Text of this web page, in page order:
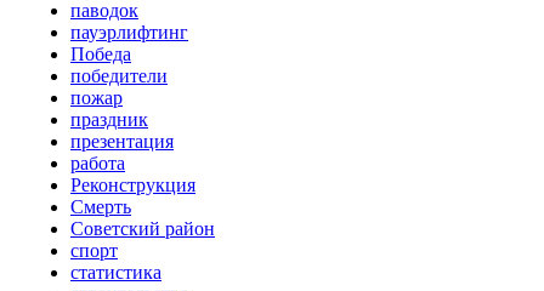
паводок
пауэрлифтинг
Победа
победители
пожар
праздник
презентация
работа
Реконструкция
Смерть
Советский район
спорт
статистика